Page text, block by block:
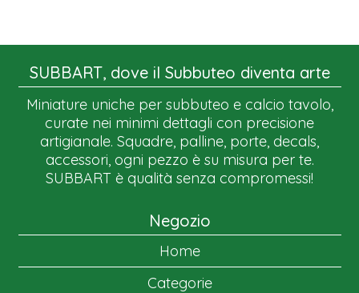
SUBBART, dove il Subbuteo diventa arte
Miniature uniche per subbuteo e calcio tavolo,
curate nei minimi dettagli con precisione
artigianale. Squadre, palline, porte, decals,
accessori, ogni pezzo è su misura per te.
SUBBART è qualità senza compromessi!
Negozio
Home
Categorie